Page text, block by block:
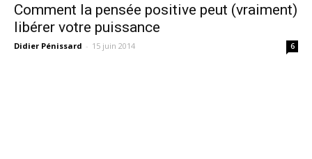
Comment la pensée positive peut (vraiment)
libérer votre puissance
Didier Pénissard - 15 juin 2014 6